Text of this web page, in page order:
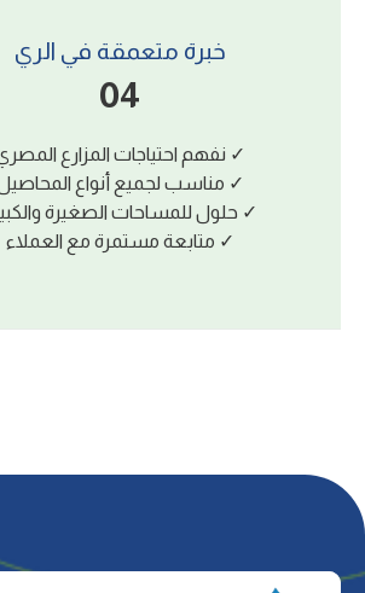
ﺳﻴﺎﺳﺔ اﻷﺳﻌﺎر
ﺸﻔﺎﻓﻴﺔ اﻟﺘﺎﻣﺔ ﻓﻲ اﻟﺘﺴﻌﻴﺮ.
ﺗﺸﻤﻞ اﻟﻀﺮﻳﺒﺔ. اﻟﺒﻴﻊ ﻧﻘﺪاً
ﻣﺒﺎﺷﺮة ﻣﻦ اﻟﻤﺼﻨﻊ ﻟﻀﻤﺎن
وأﻋﻠﻰ